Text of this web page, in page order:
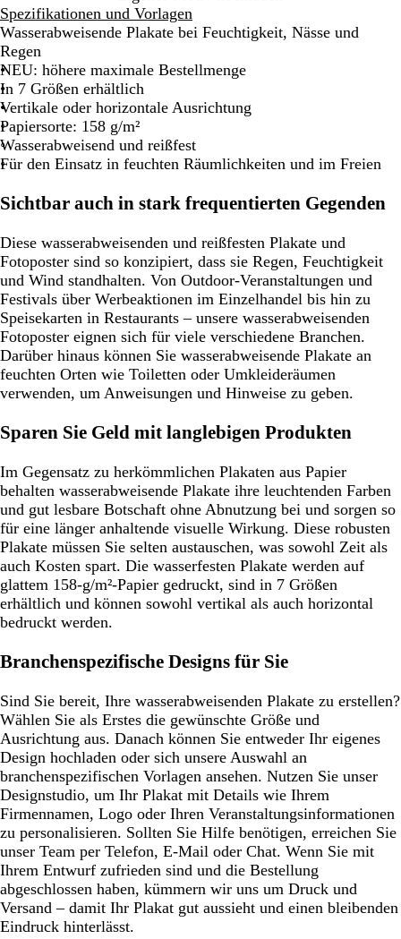
Spezifikationen und Vorlagen
Wasserabweisende Plakate bei Feuchtigkeit, Nässe und
Regen
NEU: höhere maximale Bestellmenge
In 7 Größen erhältlich
Vertikale oder horizontale Ausrichtung
Papiersorte: 158 g/m²
Wasserabweisend und reißfest
Für den Einsatz in feuchten Räumlichkeiten und im Freien
Sichtbar auch in stark frequentierten Gegenden
Diese wasserabweisenden und reißfesten Plakate und
Fotoposter sind so konzipiert, dass sie Regen, Feuchtigkeit
und Wind standhalten. Von Outdoor-Veranstaltungen und
Festivals über Werbeaktionen im Einzelhandel bis hin zu
Speisekarten in Restaurants – unsere wasserabweisenden
Fotoposter eignen sich für viele verschiedene Branchen.
Darüber hinaus können Sie wasserabweisende Plakate an
feuchten Orten wie Toiletten oder Umkleideräumen
verwenden, um Anweisungen und Hinweise zu geben.
Sparen Sie Geld mit langlebigen Produkten
Im Gegensatz zu herkömmlichen Plakaten aus Papier
behalten wasserabweisende Plakate ihre leuchtenden Farben
und gut lesbare Botschaft ohne Abnutzung bei und sorgen so
für eine länger anhaltende visuelle Wirkung. Diese robusten
Plakate müssen Sie selten austauschen, was sowohl Zeit als
auch Kosten spart. Die wasserfesten Plakate werden auf
glattem 158-g/m²-Papier gedruckt, sind in 7 Größen
erhältlich und können sowohl vertikal als auch horizontal
bedruckt werden.
Branchenspezifische Designs für Sie
Sind Sie bereit, Ihre wasserabweisenden Plakate zu erstellen?
Wählen Sie als Erstes die gewünschte Größe und
Ausrichtung aus. Danach können Sie entweder Ihr eigenes
Design hochladen oder sich unsere Auswahl an
branchenspezifischen Vorlagen ansehen. Nutzen Sie unser
Designstudio, um Ihr Plakat mit Details wie Ihrem
Firmennamen, Logo oder Ihren Veranstaltungsinformationen
zu personalisieren. Sollten Sie Hilfe benötigen, erreichen Sie
unser Team per Telefon, E-Mail oder Chat. Wenn Sie mit
Ihrem Entwurf zufrieden sind und die Bestellung
abgeschlossen haben, kümmern wir uns um Druck und
Versand – damit Ihr Plakat gut aussieht und einen bleibenden
Eindruck hinterlässt.